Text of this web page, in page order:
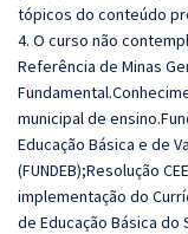
tópicos do conteúdo
4. O curso não
Referência de Minas
municipal de
Educação Básica e de
(FUNDEB);Resolução
implementação do
de Educação Básica do